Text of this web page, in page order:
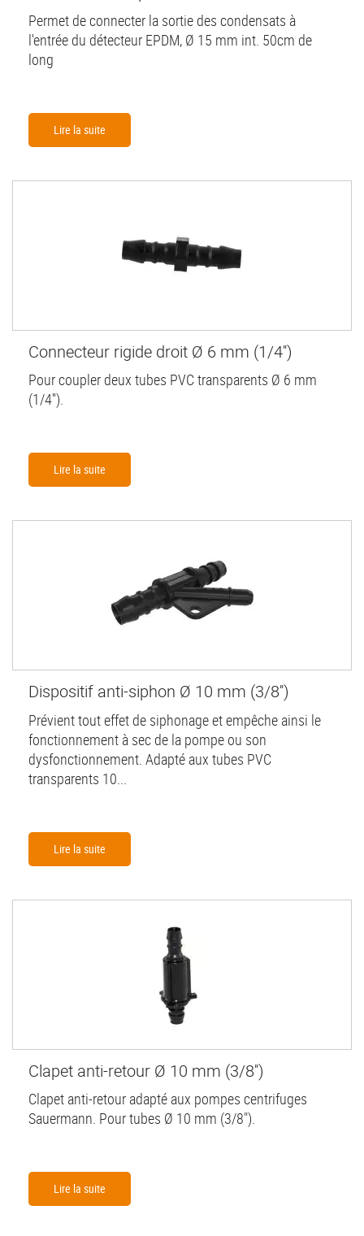
Permet de connecter la sortie des condensats à
l'entrée du détecteur EPDM, Ø 15 mm int. 50cm de
long
Lire la suite
Connecteur rigide droit Ø 6 mm (1/4'')
Pour coupler deux tubes PVC transparents Ø 6 mm
(1/4'').
Lire la suite
Dispositif anti-siphon Ø 10 mm (3/8'')
Prévient tout effet de siphonage et empêche ainsi le
fonctionnement à sec de la pompe ou son
dysfonctionnement. Adapté aux tubes PVC
transparents 10...
Lire la suite
Clapet anti-retour Ø 10 mm (3/8'')
Clapet anti-retour adapté aux pompes centrifuges
Sauermann. Pour tubes Ø 10 mm (3/8").
Lire la suite